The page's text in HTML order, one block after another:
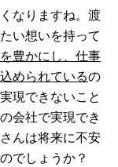
なりますね。渡
い想いを持って
豊かにし、仕事
められているの
現できないこと
会社で実現でき
んは将来に不安
でしょうか？